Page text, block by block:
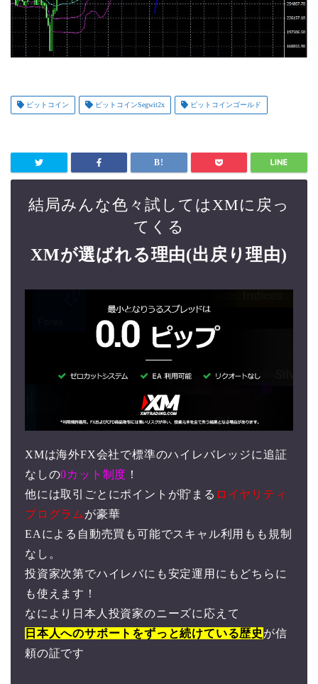
ビットコイン ビットコインSegwit2x ビットコインゴールド
結局みんな色々試してはXMに戻っ
てくる
XMが選ばれる理由(出戻り理由)
XMは海外FX会社で標準のハイレバレッジに追証
なしの0カット制度 ！
他には取引ごとにポイントが貯まる ロイヤリティ
プログラム が豪華
EAによる自動売買も可能でスキャル利用もも規制
なし。
投資家次第でハイレバにも安定運用にもどちらに
も使えます！
なにより日本人投資家のニーズに応えて
日本人へのサポートをずっと続けている歴史 が信
頼の証です